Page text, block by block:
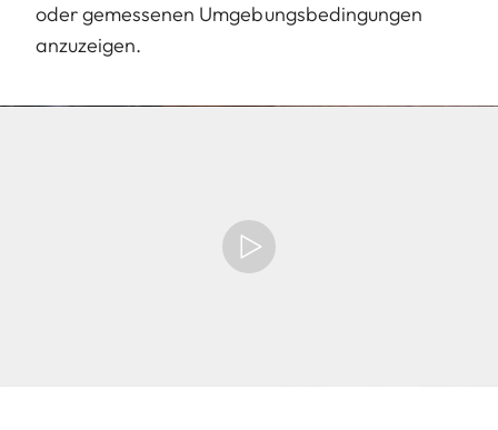
oder gemessenen Umgebungsbedingungen
anzuzeigen.